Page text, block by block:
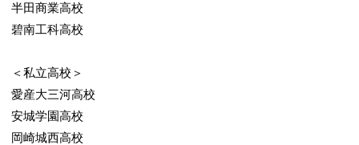
半田商業高校
碧南工科高校
＜私立高校＞
愛産大三河高校
安城学園高校
岡崎城西高校